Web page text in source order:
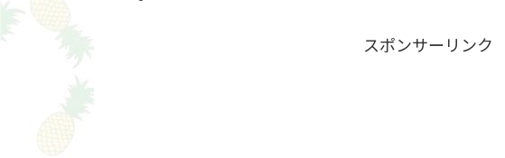
スポンサーリンク